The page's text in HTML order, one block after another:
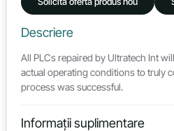
Descriere
All PLCs repaired by Ultratech Int
actual operating conditions to truly
process was successful.
Informații suplimentare